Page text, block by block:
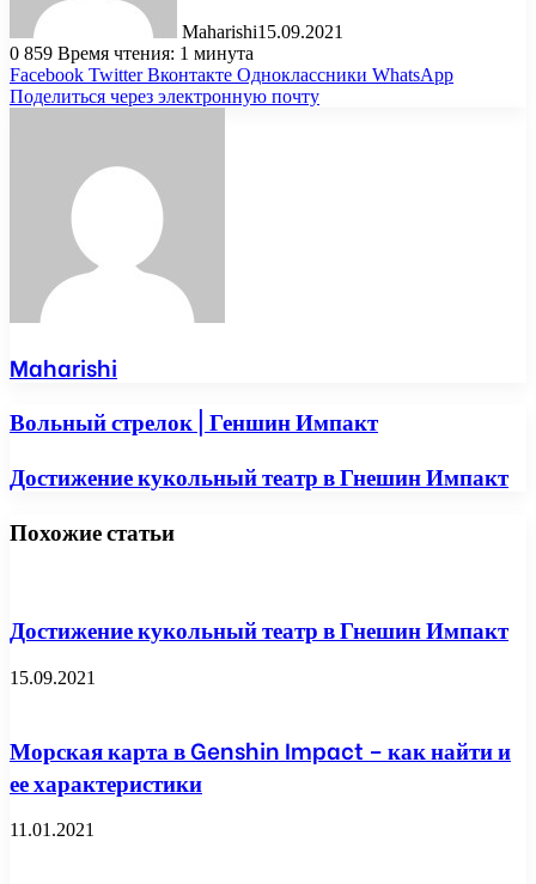
Maharishi15.09.2021
0 859 Время чтения: 1 минута
Facebook Twitter Вконтакте Одноклассники WhatsApp
Поделиться через электронную почту
Maharishi
Вольный стрелок | Геншин Импакт
Достижение кукольный театр в Гнешин Импакт
Похожие статьи
Достижение кукольный театр в Гнешин Импакт
15.09.2021
Морская карта в Genshin Impact – как найти и
ее характеристики
11.01.2021